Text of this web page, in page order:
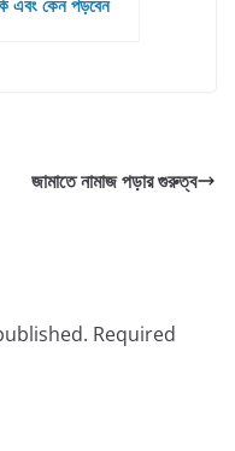
এবং কেন পড়বেন
জামাতে নামাজ পড়ার গুরুত্ব
Required